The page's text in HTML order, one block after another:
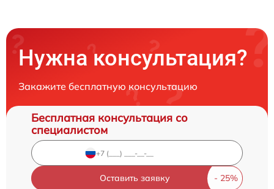
Нужна консультация?
Закажите бесплатную консультацию
Бесплатная консультация со
специалистом
Оставить заявку